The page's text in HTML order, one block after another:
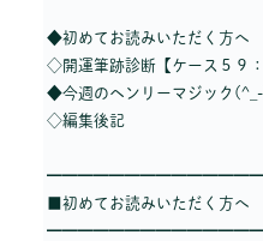
◆初めてお読みいただく方へ
◇開運筆跡診断【ケース５９
◆今週のヘンリーマジック
◇編集後記
■初めてお読みいただく方へ